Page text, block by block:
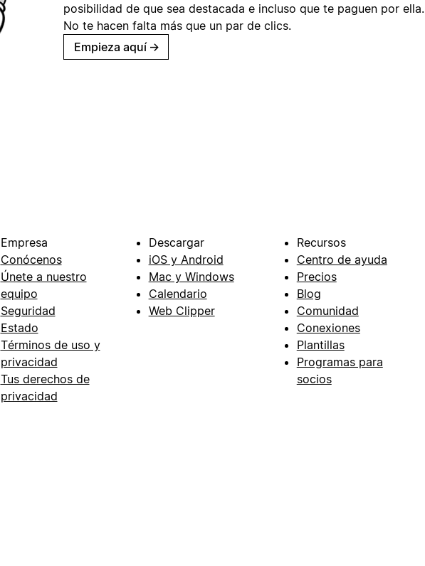
posibilidad de que sea destacada e incluso que te paguen por ella.
No te hacen falta más que un par de clics.
Empieza aquí →
Empresa
Conócenos
Únete a nuestro
equipo
Seguridad
Estado
Términos de uso y
privacidad
Tus derechos de
privacidad
Descargar
iOS y Android
Mac y Windows
Calendario
Web Clipper
Recursos
Centro de ayuda
Precios
Blog
Comunidad
Conexiones
Plantillas
Programas para
socios